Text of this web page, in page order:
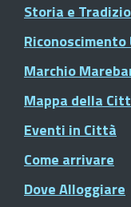
Storia e
Riconoscimento
Marchio
Mappa della
Eventi in Città
Come arrivare
Dove Alloggiare